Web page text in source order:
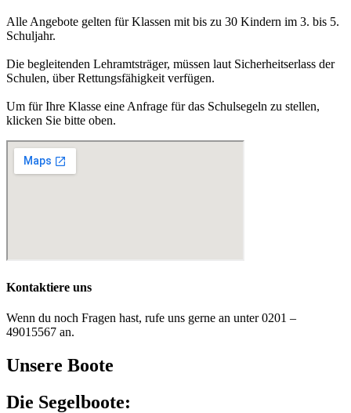
Alle Angebote gelten für Klassen mit bis zu 30 Kindern im 3. bis 5.
Schuljahr.
Die begleitenden Lehramtsträger, müssen laut Sicherheitserlass der
Schulen, über Rettungsfähigkeit verfügen.
Um für Ihre Klasse eine Anfrage für das Schulsegeln zu stellen,
klicken Sie bitte oben.
Kontaktiere uns
Wenn du noch Fragen hast, rufe uns gerne an unter 0201 –
49015567 an.
Unsere Boote
Die Segelboote: